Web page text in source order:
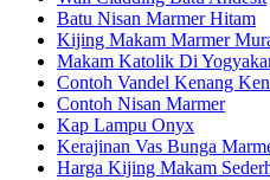
Batu Nisan Marmer Hitam
Kijing Makam Marmer
Makam Katolik Di
Contoh Vandel Kenang
Contoh Nisan Marmer
Kap Lampu Onyx
Kerajinan Vas Bunga
Harga Kijing Makam